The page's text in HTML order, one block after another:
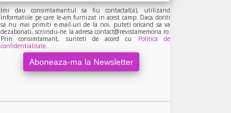
Imi dau consimtamantul sa fiu contactat(a), utilizand
informatiile pe care le-am furnizat in acest camp. Daca doriti
sa nu mai primiti e-mail-uri de la noi, puteti oricand sa va
dezabonati, scriindu-ne la adresa contact@revistamemoria.ro.
Prin consimtamant, sunteti de acord cu Politica de
confidentialitate.